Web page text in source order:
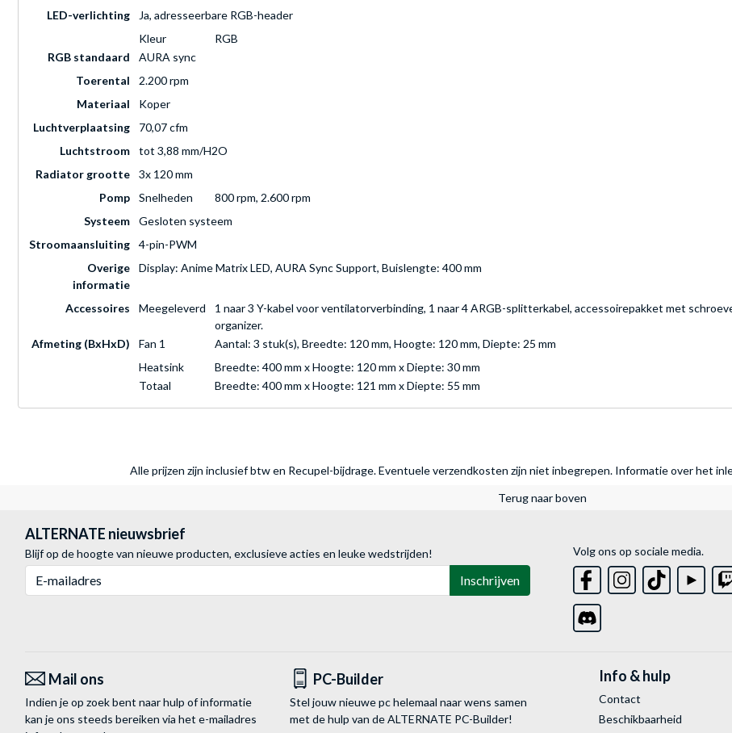
LED-verlichting
Ja, adresseerbare RGB-header
Kleur
RGB
RGB standaard
AURA sync
Toerental
2.200 rpm
Materiaal
Koper
Luchtverplaatsing
70,07 cfm
Luchtstroom
tot 3,88 mm/H2O
Radiator grootte
3x 120 mm
Pomp
Snelheden
800 rpm, 2.600 rpm
Systeem
Gesloten systeem
Stroomaansluiting
4-pin-PWM
Overige
informatie
Display: Anime Matrix LED, AURA Sync Support, Buislengte: 400 mm
Accessoires Meegeleverd
1 naar 3 Y-kabel voor ventilatorverbinding, 1 naar 4 ARGB-splitterkabel, accessoirepakket met
organizer.
Afmeting (BxHxD)
Fan 1
Aantal: 3 stuk(s), Breedte: 120 mm, Hoogte: 120 mm, Diepte: 25 mm
Heatsink
Breedte: 400 mm x Hoogte: 120 mm x Diepte: 30 mm
Totaal
Breedte: 400 mm x Hoogte: 121 mm x Diepte: 55 mm
Alle prijzen zijn inclusief btw en Recupel-bijdrage. Eventuele verzendkosten zijn niet inbegrepen. Informatie over het
Terug naar boven
ALTERNATE nieuwsbrief
Blijf op de hoogte van nieuwe producten, exclusieve acties en leuke wedstrijden!
Inschrijven
Volg ons op sociale media.
Mail ons
Indien je op zoek bent naar hulp of informatie
kan je ons steeds bereiken via het e-mailadres
PC-Builder
Stel jouw nieuwe pc helemaal naar wens samen
met de hulp van de ALTERNATE PC-Builder!
Info & hulp
Contact
Beschikbaarheid